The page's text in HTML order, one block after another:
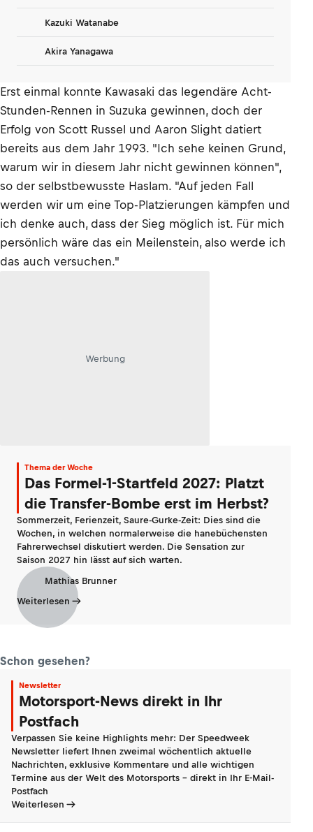
Kazuki Watanabe
Akira Yanagawa
Erst einmal konnte Kawasaki das legendäre Acht-
Stunden-Rennen in Suzuka gewinnen, doch der
Erfolg von Scott Russel und Aaron Slight datiert
bereits aus dem Jahr 1993. "Ich sehe keinen Grund,
warum wir in diesem Jahr nicht gewinnen können",
so der selbstbewusste Haslam. "Auf jeden Fall
werden wir um eine Top-Platzierungen kämpfen und
ich denke auch, dass der Sieg möglich ist. Für mich
persönlich wäre das ein Meilenstein, also werde ich
das auch versuchen."
Werbung
Thema der Woche
Das Formel-1-Startfeld 2027: Platzt
die Transfer-Bombe erst im Herbst?
Sommerzeit, Ferienzeit, Saure-Gurke-Zeit: Dies sind die
Wochen, in welchen normalerweise die hanebüchensten
Fahrerwechsel diskutiert werden. Die Sensation zur
Saison 2027 hin lässt auf sich warten.
Mathias Brunner
Weiterlesen
Schon gesehen?
Newsletter
Motorsport-News direkt in Ihr
Postfach
Verpassen Sie keine Highlights mehr: Der Speedweek
Newsletter liefert Ihnen zweimal wöchentlich aktuelle
Nachrichten, exklusive Kommentare und alle wichtigen
Termine aus der Welt des Motorsports - direkt in Ihr E-Mail-
Postfach
Weiterlesen